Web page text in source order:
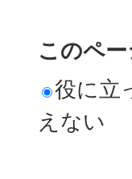
このペ
役に立
えない